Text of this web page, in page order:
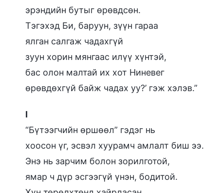
эрэндийн бутыг өрөвдсөн.
Тэгэхэд Би, баруун, зүүн гараа
ялган салгаж чадахгүй
зуун хорин мянгаас илүү хүнтэй,
бас олон малтай их хот Ниневег
өрөвдөхгүй байж чадах уу?’ гэж хэлэв.”
I
“Бүтээгчийн өршөөл” гэдэг нь
хоосон үг, эсвэл хуурамч амлалт биш ээ.
Энэ нь зарчим болон зорилготой,
ямар ч дүр эсгээгүй үнэн, бодитой.